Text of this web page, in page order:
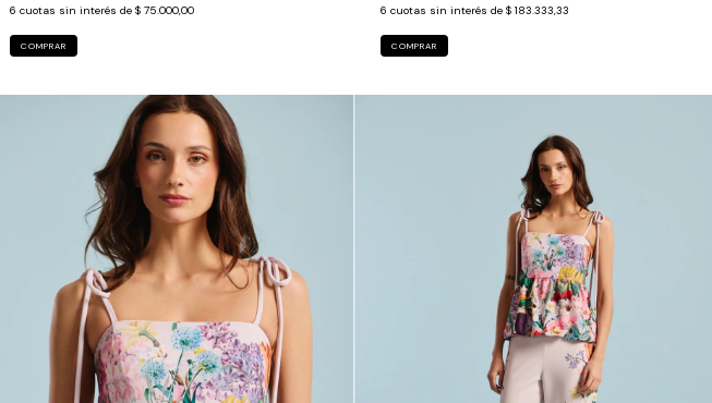
6 cuotas sin interés de $ 75.000,00
COMPRAR
6 cuotas sin interés de $ 183.333,33
COMPRAR